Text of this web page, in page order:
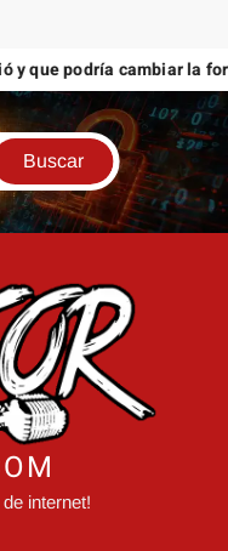
cambiar la forma en
internet!